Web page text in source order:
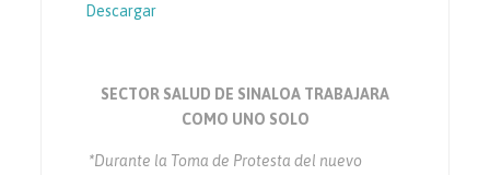
Descargar
SECTOR SALUD DE SINALOA TRABAJARA
COMO UNO SOLO
*Durante la Toma de Protesta del nuevo